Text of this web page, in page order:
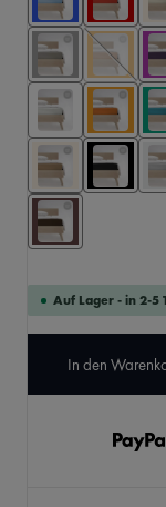
Auf Lager - in 2-5
In den